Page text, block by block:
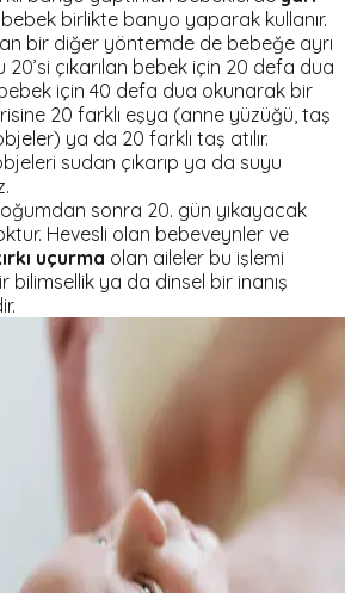
birlikte banyo yaparak kullanır.
bir diğer yöntemde de bebeğe ayrı
20’si çıkarılan bebek için 20 defa dua
bebek için 40 defa dua okunarak bir
20 farklı eşya (anne yüzüğü, taş
ya da 20 farklı taş atılır.
sudan çıkarıp ya da suyu
sonra 20. gün yıkayacak
Hevesli olan bebeveynler ve
uçurma olan aileler bu işlemi
bilimsellik ya da dinsel bir inanış